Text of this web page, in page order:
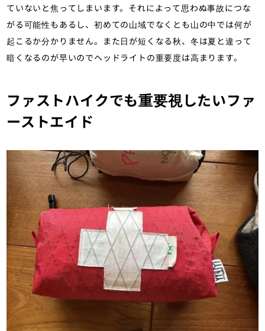
ていないと焦ってしまいます。それによって思わぬ事故につな
がる可能性もあるし、初めての山域でなくとも山の中では何が
起こるか分かりません。また日が短くなる秋、冬は夏と違って
暗くなるのが早いのでヘッドライトの重要度は高まります。
ファストハイクでも重要視したいファ
ーストエイド